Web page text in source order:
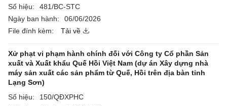
Số hiệu:
481/BC-STC
Ngày ban hành:
06/06/2026
File đính kèm:
Tải về
Xử phạt vi phạm hành chính đối với Công ty Cổ phần Sản
xuất và Xuất khẩu Quế Hồi Việt Nam (dự án Xây dựng nhà
máy sản xuất các sản phẩm từ Quế, Hồi trên địa bàn tỉnh
Lạng Sơn)
Số hiệu:
150/QĐXPHC